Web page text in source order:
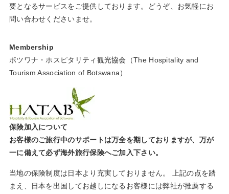
要となるサービスをご提供しております。どうぞ、お気軽にお
問い合わせくださいませ。
Membership
ボツワナ・ホスピタリティ観光協会（The Hospitality and
Tourism Association of Botswana）
保険加入について
お客様のご旅行中のサポートは万全を期しておりますが、万が
一に備えて必ず海外旅行保険へご加入下さい。
当地の保険制度は日本より充実しておりません。 上記の点を踏
まえ、日本を出国してお越しになるお客様には弊社が推薦する